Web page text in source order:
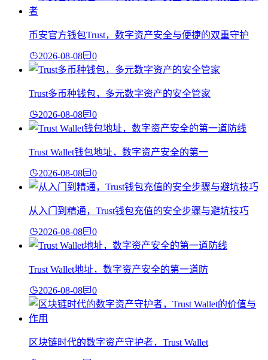
币安官方钱包Trust，数字资产安全与便捷的双重守护
2026-08-08 0
Trust多币种钱包，多元数字资产的安全管家
2026-08-08 0
Trust Wallet钱包地址，数字资产安全的第一
2026-08-08 0
从入门到精通，Trust钱包充值的安全步骤与避坑技巧
2026-08-08 0
Trust Wallet地址，数字资产安全的第一道防
2026-08-08 0
区块链时代的数字资产守护者，Trust Wallet